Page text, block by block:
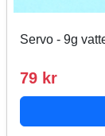
Servo - 9g
79 kr